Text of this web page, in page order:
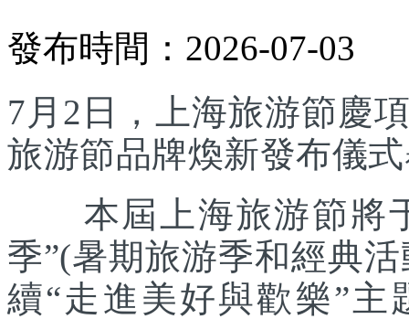
發布時間：2026-07-03
7月2日，上海旅游節慶
旅游節品牌煥新發布儀
本屆上海旅游節將于
季”(暑期旅游季和經典
續“走進美好與歡樂”主